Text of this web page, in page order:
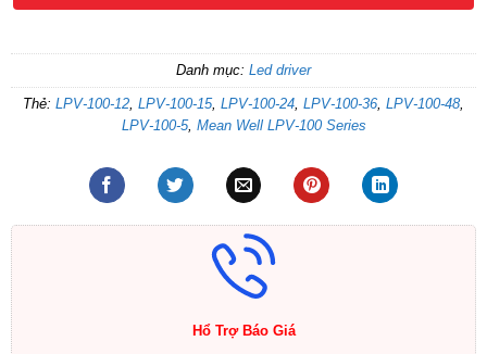
Danh mục: Led driver
Thẻ: LPV-100-12, LPV-100-15, LPV-100-24, LPV-100-36, LPV-100-48,
LPV-100-5, Mean Well LPV-100 Series
Hổ Trợ Báo Giá